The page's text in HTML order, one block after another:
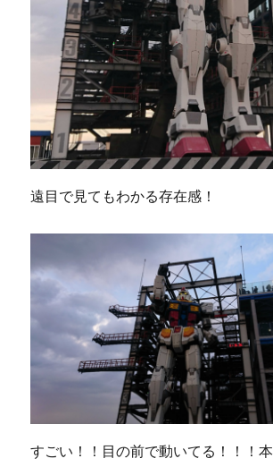
遠目で見てもわかる存在感！
すごい！！目の前で動いてる！！！本